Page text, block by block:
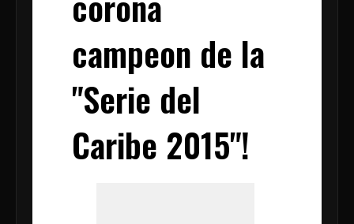
campeon de la
"Serie del
Caribe 2015"!